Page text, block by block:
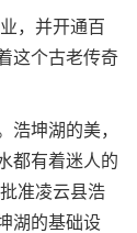
，并开通百
这个古老传奇
坤湖的美，
都有着迷人的
准凌云县浩
湖的基础设